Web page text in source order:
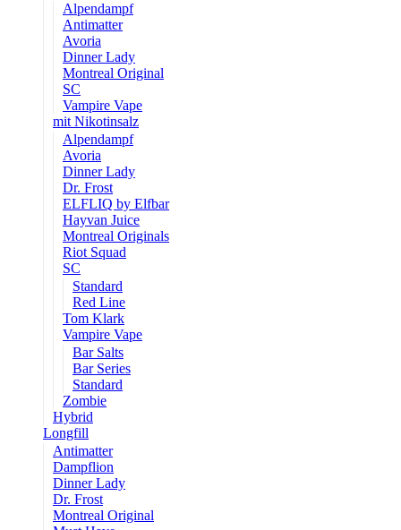
Alpendampf
Antimatter
Avoria
Dinner Lady
Montreal Original
SC
Vampire Vape
mit Nikotinsalz
Alpendampf
Avoria
Dinner Lady
Dr. Frost
ELFLIQ by Elfbar
Hayvan Juice
Montreal Originals
Riot Squad
SC
Standard
Red Line
Tom Klark
Vampire Vape
Bar Salts
Bar Series
Standard
Zombie
Hybrid
Longfill
Antimatter
Dampflion
Dinner Lady
Dr. Frost
Montreal Original